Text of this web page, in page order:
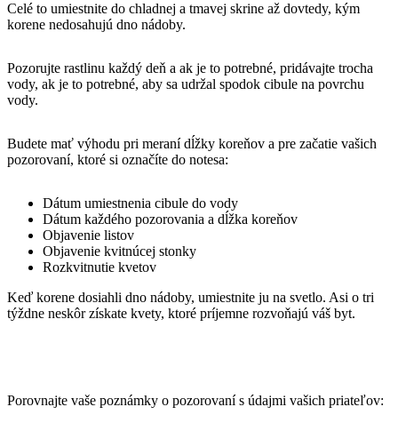
Celé to umiestnite do chladnej a tmavej skrine až dovtedy, kým
korene nedosahujú dno nádoby.
Pozorujte rastlinu každý deň a ak je to potrebné, pridávajte trocha
vody, ak je to potrebné, aby sa udržal spodok cibule na povrchu
vody.
Budete mať výhodu pri meraní dĺžky koreňov a pre začatie vašich
pozorovaní, ktoré si označíte do notesa:
Dátum umiestnenia cibule do vody
Dátum každého pozorovania a dĺžka koreňov
Objavenie listov
Objavenie kvitnúcej stonky
Rozkvitnutie kvetov
Keď korene dosiahli dno nádoby, umiestnite ju na svetlo. Asi o tri
týždne neskôr získate kvety, ktoré príjemne rozvoňajú váš byt.
Porovnajte vaše poznámky o pozorovaní s údajmi vašich priateľov: